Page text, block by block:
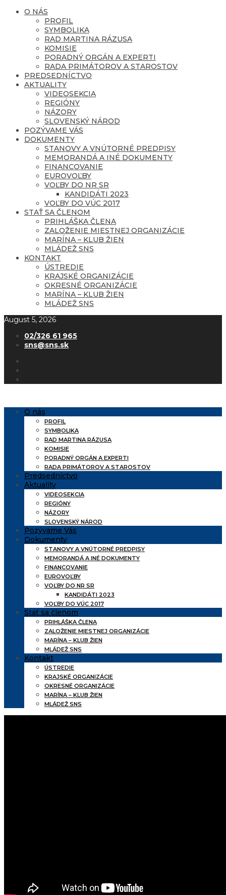
O NÁS
PROFIL
SYMBOLIKA
RAD MARTINA RÁZUSA
KOMISIE
PORADNÝ ORGÁN A EXPERTI
RADA PRIMÁTOROV A STAROSTOV
PREDSEDNÍCTVO
AKTUALITY
VIDEOSEKCIA
REGIÓNY
NÁZORY
SLOVENSKÝ NÁROD
POZÝVAME VÁS
DOKUMENTY
STANOVY A VNÚTORNÉ PREDPISY
MEMORANDÁ A INÉ DOKUMENTY
FINANCOVANIE
EUROVOĽBY
VOĽBY DO NR SR
KANDIDÁTI 2023
VOĽBY DO VÚC 2017
STAŤ SA ČLENOM
PRIHLÁŠKA ČLENA
ZALOŽENIE MIESTNEJ ORGANIZÁCIE
MARÍNA – KLUB ŽIEN
MLÁDEŽ SNS
KONTAKT
ÚSTREDIE
KRAJSKÉ ORGANIZÁCIE
OKRESNÉ ORGANIZÁCIE
MARÍNA – KLUB ŽIEN
MLÁDEŽ SNS
August 5, 2026
02/326 61 965
sns@sns.sk
O nás
PROFIL
SYMBOLIKA
RAD MARTINA RÁZUSA
KOMISIE
PORADNÝ ORGÁN A EXPERTI
RADA PRIMÁTOROV A STAROSTOV
Predsedníctvo
Aktuality
VIDEOSEKCIA
REGIÓNY
NÁZORY
SLOVENSKÝ NÁROD
Pozývame Vás
Dokumenty
STANOVY A VNÚTORNÉ PREDPISY
MEMORANDÁ A INÉ DOKUMENTY
FINANCOVANIE
EUROVOĽBY
VOĽBY DO NR SR
KANDIDÁTI 2023
VOĽBY DO VÚC 2017
Stať sa členom
PRIHLÁŠKA ČLENA
ZALOŽENIE MIESTNEJ ORGANIZÁCIE
MARÍNA – KLUB ŽIEN
MLÁDEŽ SNS
Kontakt
ÚSTREDIE
KRAJSKÉ ORGANIZÁCIE
OKRESNÉ ORGANIZÁCIE
MARÍNA – KLUB ŽIEN
MLÁDEŽ SNS